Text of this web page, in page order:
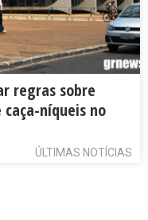
regras sobre
níqueis no
ÚLTIMAS NOTÍCIAS